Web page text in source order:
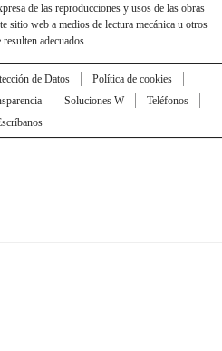
de las reproducciones y usos de las obras
sitio web a medios de lectura mecánica u otros
adecuados.
de Datos
Política de cookies
Soluciones W
Teléfonos